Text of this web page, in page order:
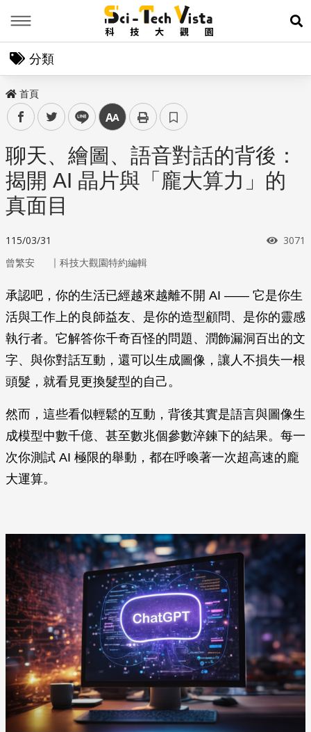
展
分類
首頁
facebooktwitter line 中
聊天、繪圖、語音對話的背後：
揭開 AI 晶片與「龐大算力」的
真面目
115/03/31 瀏覽
3071
曾繁安 ｜ 科技大觀園特約編輯
承認吧，你的生活已經越來越離不開 AI —— 它是你生
活與工作上的良師益友、是你的造型顧問、是你的靈感
執行者。它解答你千奇百怪的問題、潤飾漏洞百出的文
字、與你對話互動，還可以生成圖像，讓人不損失一根
頭髮，就看見更換髮型的自己。
然而，這些看似輕鬆的互動，背後其實是語言與圖像生
成模型中數千億、甚至數兆個參數淬鍊下的結果。每一
次你測試 AI 極限的舉動，都在呼喚著一次超高速的龐
大運算。